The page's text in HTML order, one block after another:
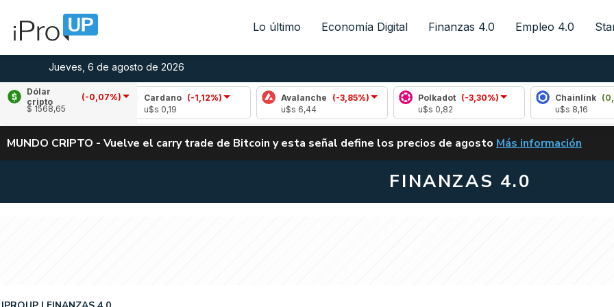
Lo último Economía Digital Finanzas 4.0 Empleo 4.0
Jueves, 6 de agosto de 2026
Dólar
cripto
(-0,07%)
$ 1568,65
Cardano
(-1,12%)
Avalanche
(-3,85%)
Polkadot (-3,30%)
Chainlink (0,33%)
ALERTA
MUNDO CRIPTO - Vuelve el carry trade de Bitcoin y esta señal define los precios de agosto VUELVE EL CARRY
Más información
FINANZAS 4.0